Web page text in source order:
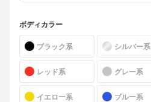
ボディカラー
ブラック系 シルバー系
レッド系 グレー系
イエロー系 ブルー系